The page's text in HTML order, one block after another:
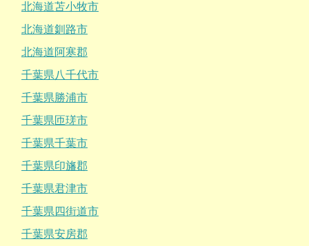
北海道苫小牧市
北海道釧路市
北海道阿寒郡
千葉県八千代市
千葉県勝浦市
千葉県匝瑳市
千葉県千葉市
千葉県印旛郡
千葉県君津市
千葉県四街道市
千葉県安房郡